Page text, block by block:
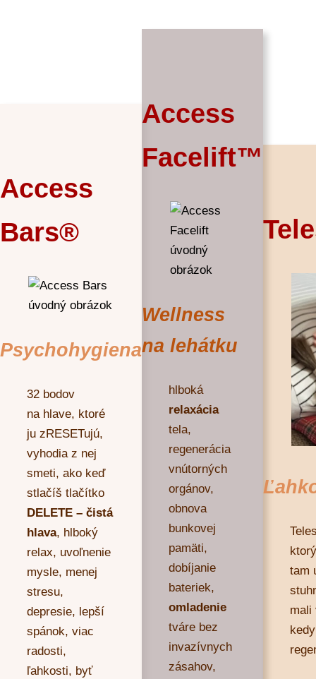
Access
Bars®
Psychohygiena
32 bodov
na hlave, ktoré
ju zRESETujú,
vyhodia z nej
smeti, ako keď
stlačíš tlačítko
DELETE – čistá
hlava, hlboký
relax, uvoľnenie
mysle, menej
stresu,
depresie, lepší
spánok, viac
radosti,
ľahkosti, byť
Access
Facelift™
Wellness
na lehátku
hlboká
relaxácia
tela,
regenerácia
vnútorných
orgánov,
obnova
bunkovej
pamäti,
dobíjanie
bateriek,
omladenie
tváre bez
invazívnych
zásahov,
tam
mali